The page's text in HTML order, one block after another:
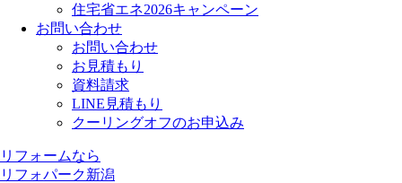
住宅省エネ2026キャンペーン
お問い合わせ
お問い合わせ
お見積もり
資料請求
LINE見積もり
クーリングオフのお申込み
リフォームなら
リフォパーク新潟